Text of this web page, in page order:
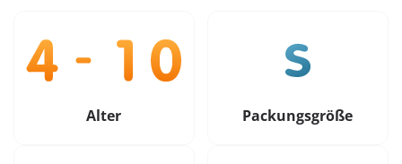
Alter Packungsgröße